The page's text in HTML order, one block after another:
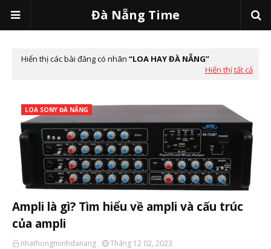
Đà Nẵng Time
Hiển thị các bài đăng có nhãn
LOA HAY ĐÀ NẴNG
Hiển thị tất cả
LOA SONY ĐÀ NẴNG
Ampli là gì? Tìm hiểu về ampli và cấu trúc
của ampli
nhathongminhdanang Tháng 12 02, 2023